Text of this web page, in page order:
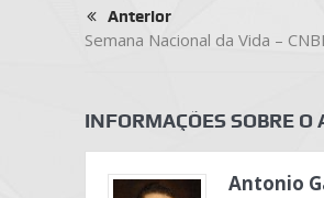
Anterior
Semana Nacional da Vida –
INFORMAÇÕES SOBRE O
Antonio